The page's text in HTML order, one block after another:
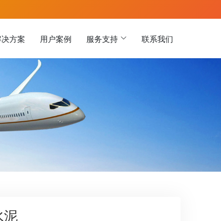
方案 用户案例 服务支持 联系我们